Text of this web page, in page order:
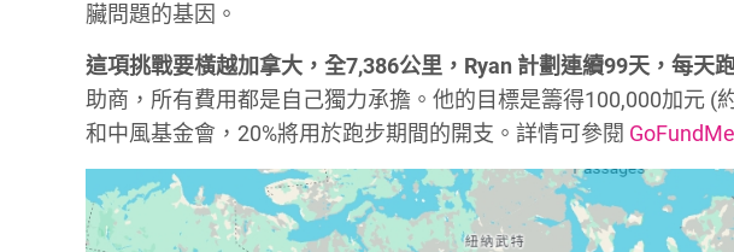
臟問題的基因。
這項挑戰要橫越加拿大，全7,386公里，Ryan 計劃連續99天，每天
助商，所有費用都是自己獨力承擔。他的目標是籌得100,000加元 (
和中風基金會，20%將用於跑步期間的開支。詳情可參閱 GoFundMe